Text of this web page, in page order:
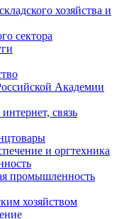
хозяйства и
сектора
Академии
связь
и оргтехника
промышленность
хозяйством